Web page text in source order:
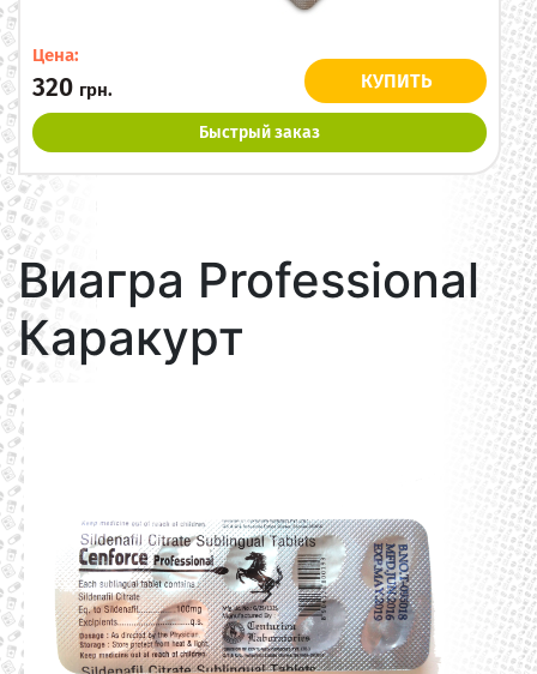
Цена:
320 грн. КУПИТЬ
Быстрый заказ
Виагра Professional
Каракурт